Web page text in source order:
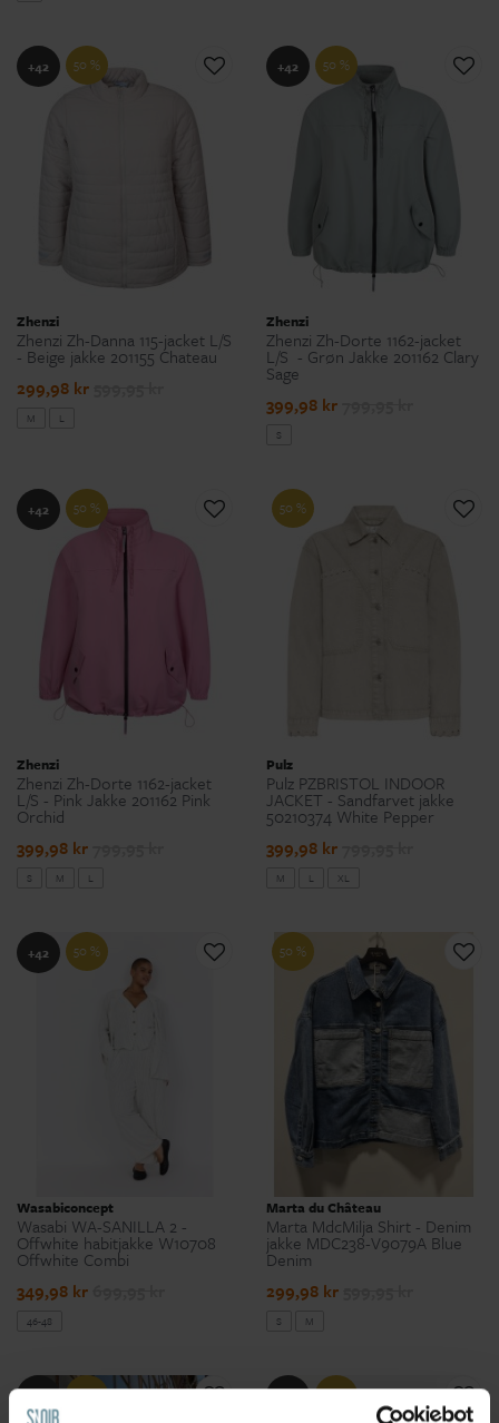
+42 50 %
Zhenzi
Zhenzi Zh-Danna 115-jacket L/S
- Beige jakke 201155 Chateau
299,98 kr
M
+42 50 %
Zhenzi
Zhenzi Zh-Dorte 1162-jacket
L/S - Grøn Jakke 201162 Clary
Sage
399,98 kr
S
+42 50 %
Zhenzi
Zhenzi Zh-Dorte 1162-jacket
L/S - Pink Jakke 201162 Pink
Orchid
399,98 kr
S M L
50 %
Pulz
Pulz PZBRISTOL INDOOR
JACKET - Sandfarvet jakke
50210374 White Pepper
399,98 kr
M L XL
+42 50 %
Wasabiconcept
Wasabi WA-SANILLA 2 -
Offwhite habitjakke W10708
Offwhite Combi
349,98 kr
46-48
50 %
Marta du Château
Marta MdcMilja Shirt - Denim
jakke MDC238-V9079A Blue
Denim
299,98 kr
S M
+42 50 % +42 50 %